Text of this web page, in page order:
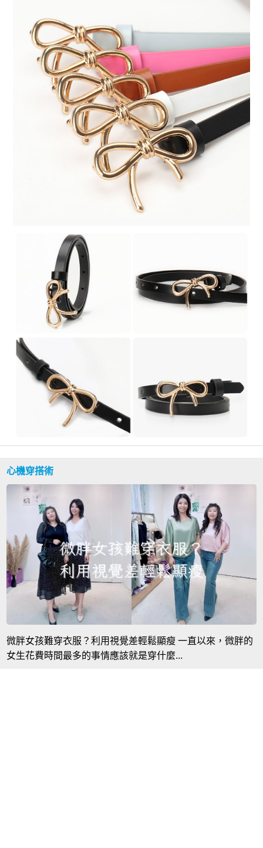
心機穿搭術
微胖女孩難穿衣服？利用視覺差輕鬆顯瘦 一直以來，微胖的
女生花費時間最多的事情應該就是穿什麼...